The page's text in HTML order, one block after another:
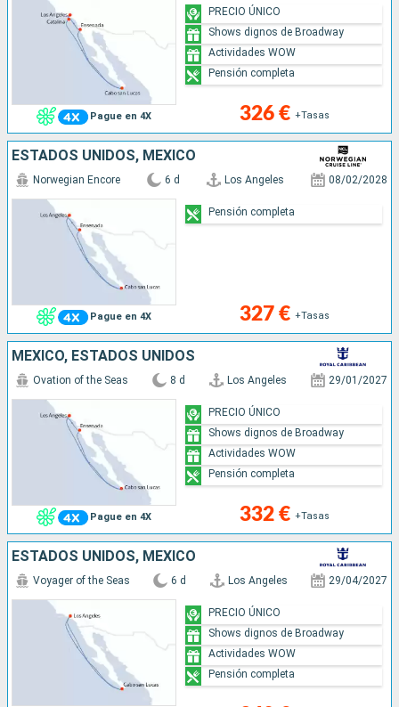
Pague en 4X 326 € +Tasas
PRECIO ÚNICO
Shows dignos de Broadway
Actividades WOW
Pensión completa
ESTADOS UNIDOS, MÉXICO
Pague en 4X
Norwegian Encore 6 d Los Angeles 08/02/2028
327 € +Tasas
Pensión completa
MÉXICO, ESTADOS UNIDOS
Pague en 4X
Ovation of the Seas 8 d Los Angeles 29/01/2027
332 € +Tasas
PRECIO ÚNICO
Shows dignos de Broadway
Actividades WOW
Pensión completa
ESTADOS UNIDOS, MÉXICO
Voyager of the Seas 6 d Los Angeles 29/04/2027
PRECIO ÚNICO
Shows dignos de Broadway
Actividades WOW
Pensión completa